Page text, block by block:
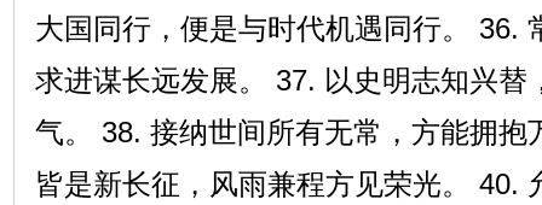
大国同行，便是与时代机遇同行。 36.
求进谋长远发展。 37. 以史明志知兴替
气。 38. 接纳世间所有无常，方能拥抱
皆是新长征，风雨兼程方见荣光。 40.